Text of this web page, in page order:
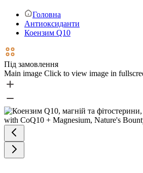
Головна
Антиоксиданти
Коензим Q10
Під замовлення
Main image Click to view image in